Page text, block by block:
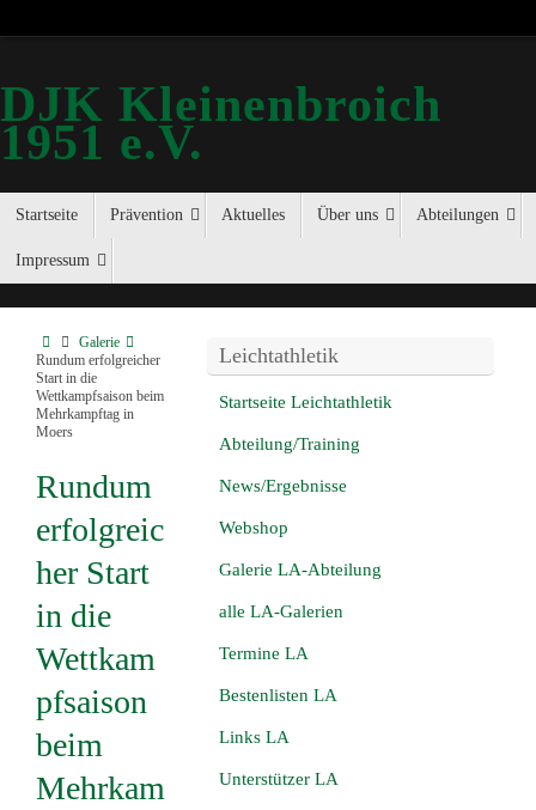
DJK Kleinenbroich
1951 e.V.
Startseite Prävention Aktuelles Über uns Abteilungen
Impressum
Galerie
Rundum erfolgreicher
Start in die
Wettkampfsaison beim
Mehrkampftag in
Moers
Rundum
erfolgreic
her Start
in die
Wettkam
pfsaison
beim
Mehrkam
Leichtathletik
Startseite Leichtathletik
Abteilung/Training
News/Ergebnisse
Webshop
Galerie LA-Abteilung
alle LA-Galerien
Termine LA
Bestenlisten LA
Links LA
Unterstützer LA